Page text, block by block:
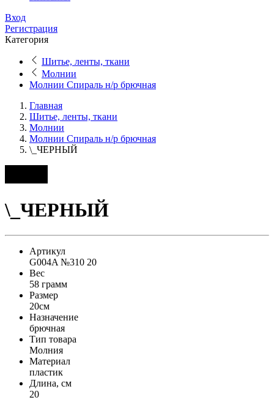
Вход
Регистрация
Категория
Шитье, ленты, ткани
Молнии
Молнии Спираль н/р брючная
Главная
Шитье, ленты, ткани
Молнии
Молнии Спираль н/р брючная
\_ЧЕРНЫЙ
\_ЧЕРНЫЙ
Артикул
G004A №310 20
Вес
58 грамм
Размер
20см
Назначение
брючная
Тип товара
Молния
Материал
пластик
Длина, см
20